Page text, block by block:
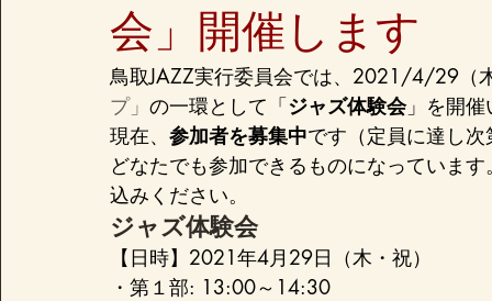
会」開催します
鳥取JAZZ実行委員会では、2021/4/29（
プ」 の一環として「ジャズ体験会」を開催
現在、 参加者を募集中です（定員に達し
どなたでも参加できるものになっていま
込みください。
ジャズ体験会
【日時】2021年4月29日（木・祝）
・第１部: 13:00～14:30